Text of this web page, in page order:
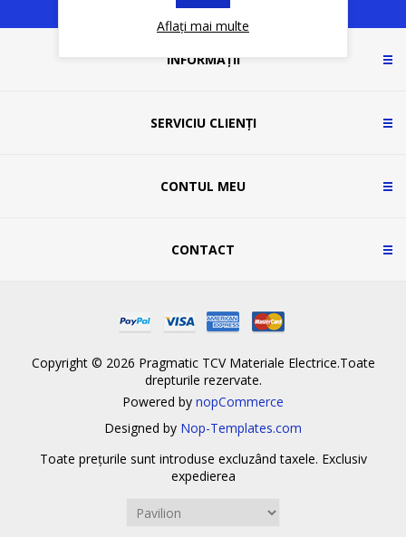
INFORMAȚII
SERVICIU CLIENȚI
CONTUL MEU
CONTACT
Copyright © 2026 Pragmatic TCV Materiale Electrice.Toate
drepturile rezervate.
Powered by nopCommerce
Designed by Nop-Templates.com
Toate prețurile sunt introduse excluzând taxele. Exclusiv
expedierea
Aflați mai multe